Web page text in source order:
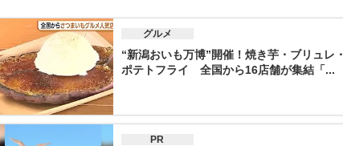
グルメ
“新潟おいも万博”開催！焼き芋・ブリュレ・
ポテトフライ 全国から16店舗が集結「...
PR